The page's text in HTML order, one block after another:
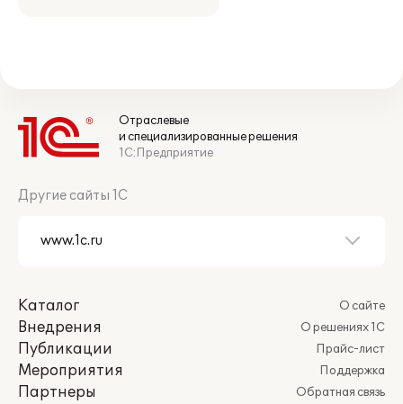
Отраслевые
и специализированные решения
1С:Предприятие
Другие сайты 1С
Каталог
Внедрения
Публикации
Мероприятия
Партнеры
О сайте
О решениях 1С
Прайс-лист
Поддержка
Обратная связь